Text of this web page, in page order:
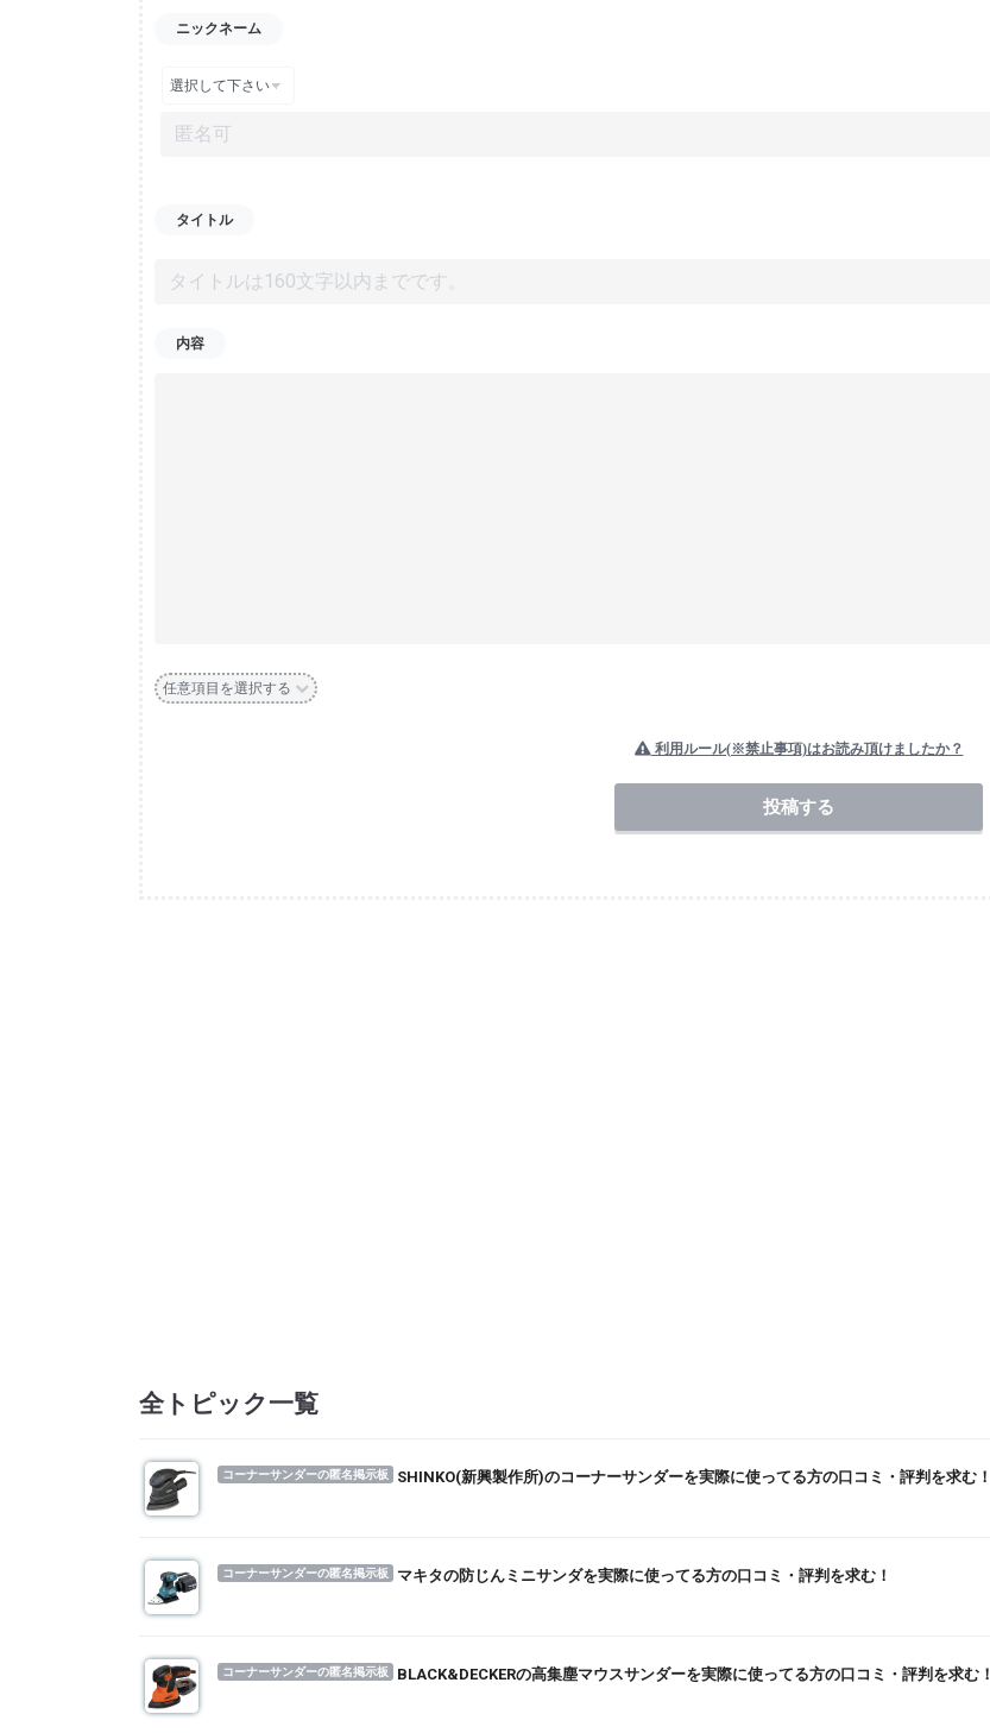
ニックネーム
任意項目を選択する
利用ルール(※禁止事項)はお読み頂けましたか？
全トピック一覧
コーナーサンダーの匿名掲示板 SHINKO(新興製作所)のコーナーサンダーを実際に使ってる方の口コミ・評判を求む！
コーナーサンダーの匿名掲示板 マキタの防じんミニサンダを実際に使ってる方の口コミ・評判を求む！
コーナーサンダーの匿名掲示板 BLACK&DECKERの高集塵マウスサンダーを実際に使ってる方の口コミ・評判を求む！